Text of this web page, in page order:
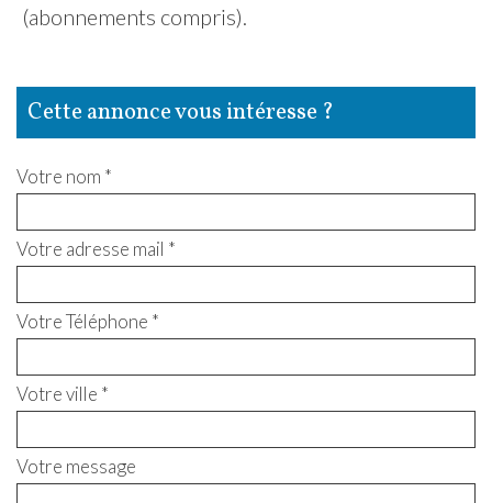
(abonnements compris).
cette annonce vous intéresse ?
Votre nom *
Votre adresse mail *
Votre Téléphone *
Votre ville *
Votre message